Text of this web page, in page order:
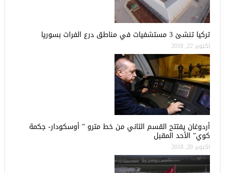
تركيا تنشئ 3 مستشفيات في مناطق درع الفرات بسوريا
أكتوبر 22, 2018
أردوغان يفتتح القسم الثاني من خط مترو ” أوسكودار- جكمة
كوي” الأحد المقبل
أكتوبر 20, 2018